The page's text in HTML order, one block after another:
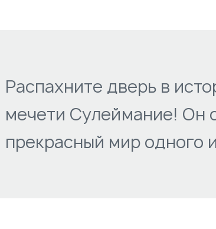
Распахните дверь в
мечети Сулеймание! Он
прекрасный мир одного